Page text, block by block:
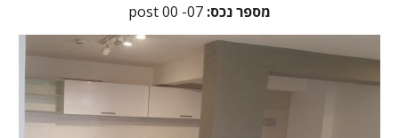
post 00 -07 :מספר נכס